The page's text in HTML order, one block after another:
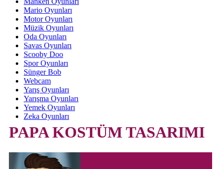
Mario Oyunları
Motor Oyunları
Müzik Oyunları
Oda Oyunları
Savas Oyunları
Scooby Doo
Spor Oyunları
Sünger Bob
Webcam
Yarış Oyunları
Yarışma Oyunları
Yemek Oyunları
Zeka Oyunları
PAPA KOSTÜM TASARIMI